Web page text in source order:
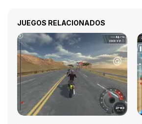
JUEGOS RELACIONADOS